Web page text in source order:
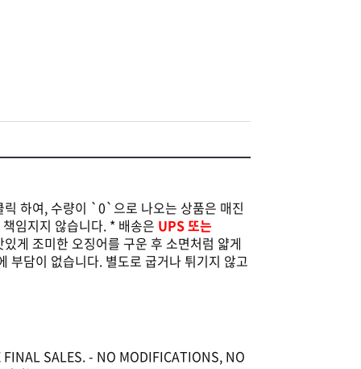
릭 하여, 수량이 `0`으로 나오는 상품은 매진
임지지 않습니다. * 배송은 UPS 또는
게 조미한 오징어를 구운 후 소면처럼 얇게
부담이 없습니다. 별도로 굽거나 튀기지 않고
SALES. - NO MODIFICATIONS, NO